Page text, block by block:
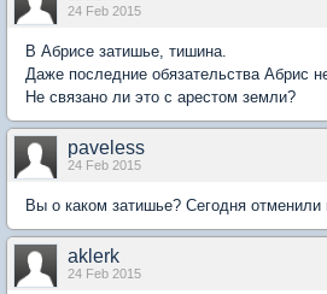
24 Feb 2015
В Абрисе затишье, тишина.
Даже последние обязательства Абрис
Не связано ли это с арестом земли?
paveless
24 Feb 2015
Вы о каком затишье? Сегодня отменили
aklerk
24 Feb 2015